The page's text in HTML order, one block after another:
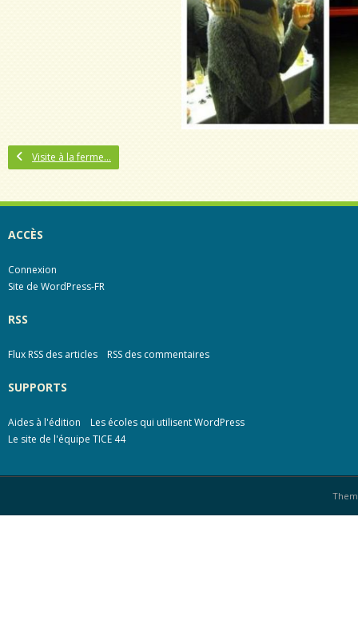
Visite à la ferme…
ACCÈS
Connexion
Site de WordPress-FR
RSS
Flux RSS des articles RSS des commentaires
SUPPORTS
Aides à l'édition
Les écoles qui utilisent WordPress
Le site de l'équipe TICE 44